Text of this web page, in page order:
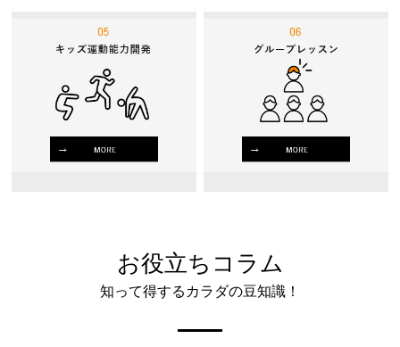
お役立ちコラム
知って得するカラダの豆知識！